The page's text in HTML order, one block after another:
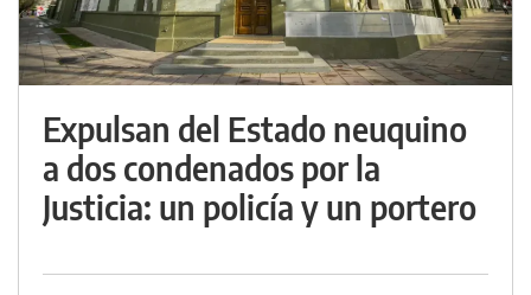
Expulsan del Estado neuquino
a dos condenados por la
Justicia: un policía y un portero